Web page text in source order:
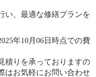
い、最適な修繕プランを
年10月06日時点での費
積りを承っておりますの
はお気軽にお問い合わせ